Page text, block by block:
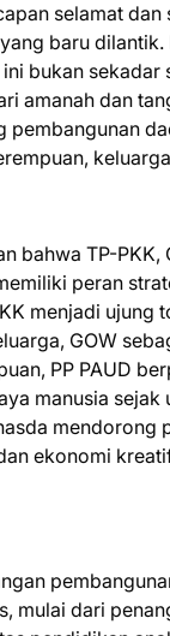
selamat dan
baru dilantik.
bukan sekadar
amanah dan
pembangunan
bahwa TP-PKK,
peran
menjadi ujung
GOW
PP PAUD
manusia sejak
mendorong
ekonomi
mulai dari